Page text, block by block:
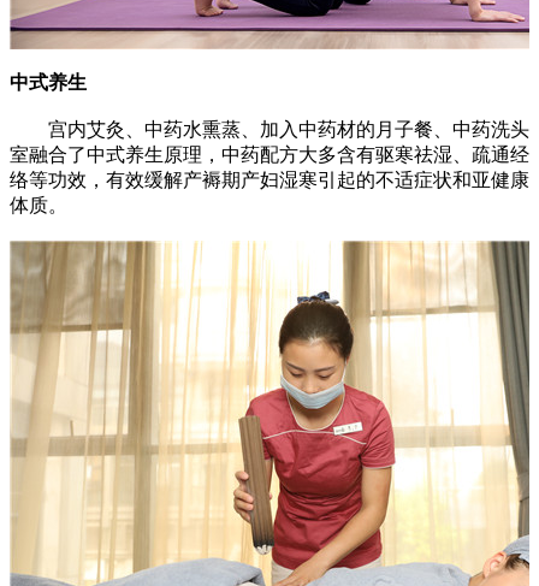
中式养生
宫内艾灸、中药水熏蒸、加入中药材的月子餐、中药洗头
室融合了中式养生原理，中药配方大多含有驱寒祛湿、疏通经
络等功效，有效缓解产褥期产妇湿寒引起的不适症状和亚健康
体质。